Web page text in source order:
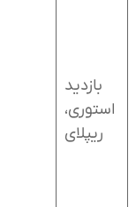
بازدید
استوری،
ریپلای